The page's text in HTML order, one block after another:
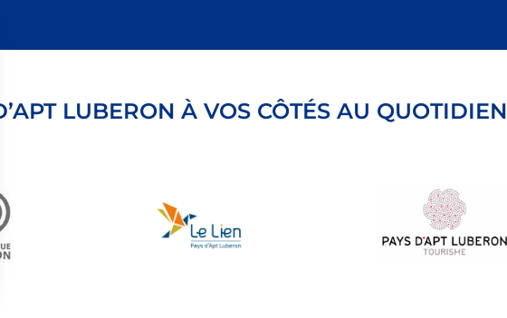
LUBERON À VOS CÔTÉS AU QUOTIDIEN